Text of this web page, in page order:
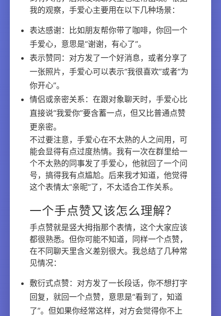
我的观察，手爱心主要用在以下几种场景：
表达感谢：比如朋友帮你带了咖啡，你回一个
手爱心，意思是“谢谢，有心了”。
表示赞同：对方发了一个好消息，或者分享了
一张照片，手爱心可以表示“我很喜欢”或者“为
你开心”。
情侣或亲密关系：在跟对象聊天时，手爱心比
直接说“我爱你”要含蓄一点，但又比普通点赞
更亲密。
不过要注意，手爱心在不太熟的人之间用，可
能会显得有点过度热情。我有一次在群里给一
个不太熟的同事发了手爱心，他就回了一个问
号，搞得我有点尴尬。后来我才知道，他觉得
这个表情太“亲昵”了，不太适合工作关系。
一个手点赞又该怎么理解？
手点赞就是竖大拇指那个表情，这个大家应该
都很熟悉。但你可能不知道，同样一个点赞，
在不同聊天里含义差别很大。我总结了几种常
见情况：
敷衍式点赞：对方发了一长段话，你不想打字
回复，就回一个点赞，意思是“看到了，知道
了”。但如果你经常这样，对方会觉得你不上